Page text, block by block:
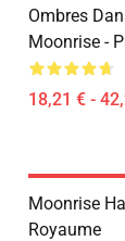
Ombres
Moonrise -
18,21 € -
Moonrise
Royaume